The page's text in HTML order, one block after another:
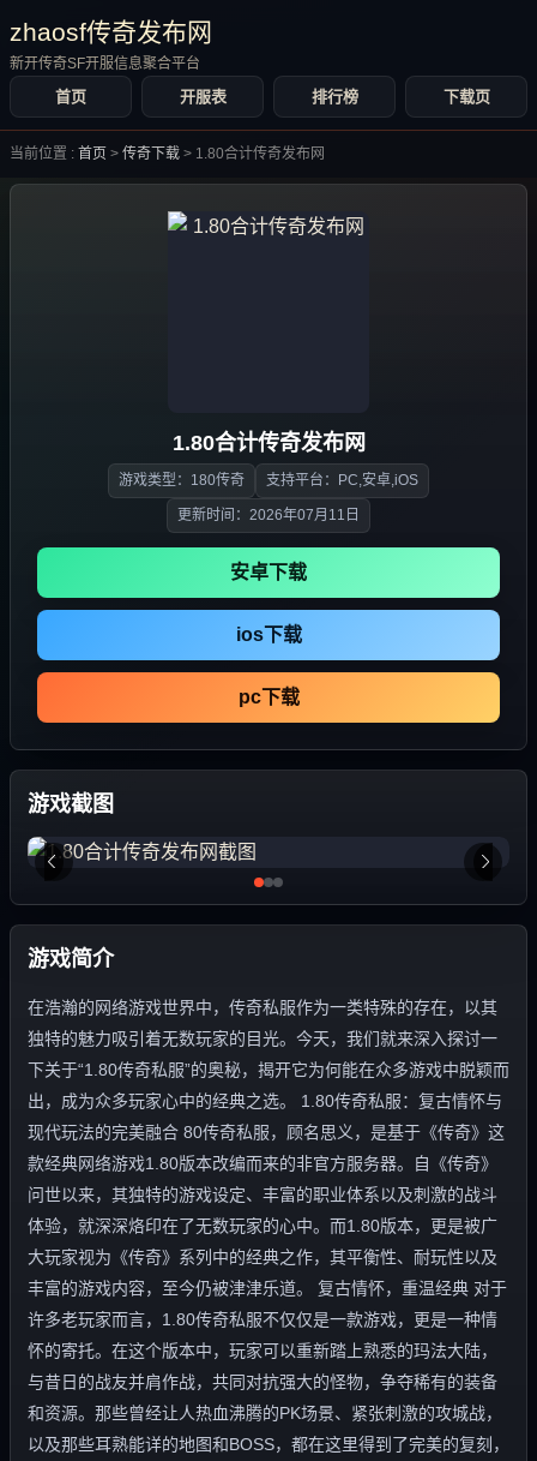
zhaosf传奇发布网
新开传奇SF开服信息聚合平台
首页 开服表 排行榜 下载页
当前位置 : 首页 > 传奇下载 > 1.80合计传奇发布网
1.80合计传奇发布网
游戏类型：180传奇 支持平台：PC,安卓,iOS
更新时间：2026年07月11日
安卓下载
ios下载
pc下载
游戏截图
游戏简介
在浩瀚的网络游戏世界中，传奇私服作为一类特殊的存在，以其
独特的魅力吸引着无数玩家的目光。今天，我们就来深入探讨一
下关于“1.80传奇私服”的奥秘，揭开它为何能在众多游戏中脱颖而
出，成为众多玩家心中的经典之选。 1.80传奇私服：复古情怀与
现代玩法的完美融合 80传奇私服，顾名思义，是基于《传奇》这
款经典网络游戏1.80版本改编而来的非官方服务器。自《传奇》
问世以来，其独特的游戏设定、丰富的职业体系以及刺激的战斗
体验，就深深烙印在了无数玩家的心中。而1.80版本，更是被广
大玩家视为《传奇》系列中的经典之作，其平衡性、耐玩性以及
丰富的游戏内容，至今仍被津津乐道。 复古情怀，重温经典 对于
许多老玩家而言，1.80传奇私服不仅仅是一款游戏，更是一种情
怀的寄托。在这个版本中，玩家可以重新踏上熟悉的玛法大陆，
与昔日的战友并肩作战，共同对抗强大的怪物，争夺稀有的装备
和资源。那些曾经让人热血沸腾的PK场景、紧张刺激的攻城战，
以及那些耳熟能详的地图和BOSS，都在这里得到了完美的复刻，